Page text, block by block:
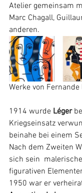
Atelier gemeinsam
Marc Chagall,
anderen.
Werke von Fernande
1914 wurde Léger
Kriegseinsatz
beinahe bei einem
Nach dem Zweiten
sich sein
figurativen
1950 war er